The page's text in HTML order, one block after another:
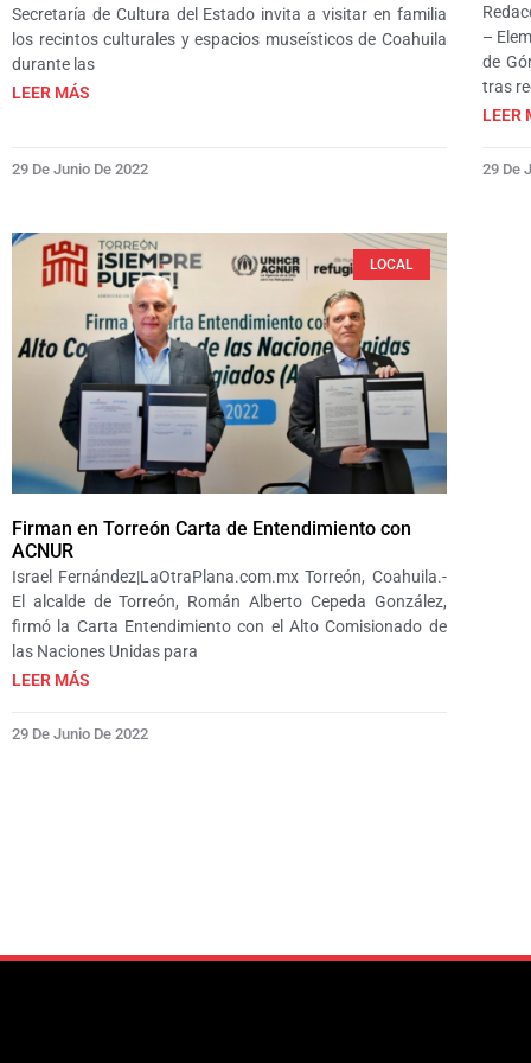
Secretaría de Cultura del Estado invita a visitar en familia
los recintos culturales y espacios museísticos de Coahuila
durante las
LEER MÁS
29 De Junio De 2022
–
de
tras
LEER
29 De
LOCAL
Firman en Torreón Carta de Entendimiento con
ACNUR
Israel Fernández|LaOtraPlana.com.mx Torreón, Coahuila.-
El alcalde de Torreón, Román Alberto Cepeda González,
firmó la Carta Entendimiento con el Alto Comisionado de
las Naciones Unidas para
LEER MÁS
29 De Junio De 2022